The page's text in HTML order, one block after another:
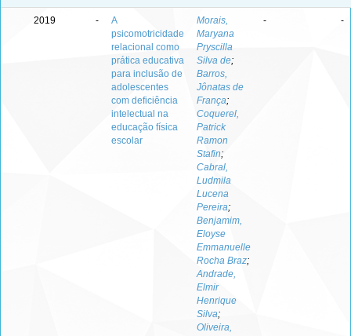
2019 -
A
psicomotricidade
relacional como
prática educativa
para inclusão de
adolescentes
com deficiência
intelectual na
educação física
escolar
Morais,
Maryana
Pryscilla
Silva de;
Barros,
Jônatas de
França;
Coquerel,
Patrick
Ramon
Stafin;
Cabral,
Ludmila
Lucena
Pereira;
Benjamim,
Eloyse
Emmanuelle
Rocha Braz;
Andrade,
Elmir
Henrique
Silva;
Oliveira,
- -